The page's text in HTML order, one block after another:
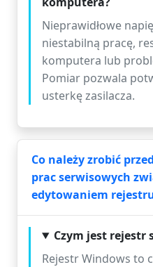
Nieprawidłowe
niestabilną pracę,
komputera lub
Pomiar pozwala
usterkę zasilacza.
Co należy zrobić
prac serwisowych
edytowaniem
Czym jest rejestr
Rejestr Windows to